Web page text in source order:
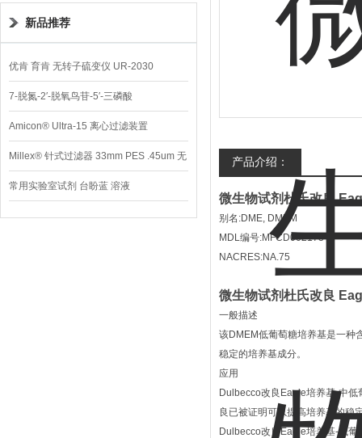
新品推荐
优肯 育肯 无转子硫变仪 UR-2030
7-脱氮-2′-脱氧鸟苷-5′-三磷酸
Amicon® Ultra-15 离心过滤装置
Millex® 针式过滤器 33mm PES .45um 无
菌
常用实验室试剂 台盼蓝 溶液
产品介绍：
微生物试剂杜氏改良
别名:DME, DMEM
MDL编号:MFCD00217342
NACRES:NA.75
微生物试剂杜氏改良
一般描述
该DMEM低葡萄糖培养基是一种
稳定的培养基成分。
应用
Dulbecco改良Eagle培养基-中
良已被证明可以提高培养基的稳
Dulbecco改良Eagle培养基-低葡